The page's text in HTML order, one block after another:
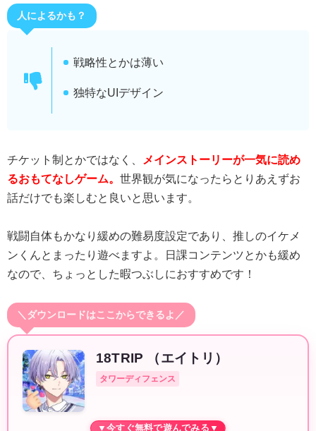
人によるかも？
戦略性とかは薄い
独特なUIデザイン
チケット制とかではなく、
メインストーリーが一気に読め
るおもてなしゲーム。 世界観が気になったらとりあえずお
話だけでも楽しむと良いと思います。
戦闘自体もかなり緩めの難易度設定であり、推しのイケメ
ンくんとまったり遊べますよ。日課コンテンツとかも緩め
なので、ちょっとした暇つぶしにおすすめです！
＼ダウンロードはここからできるよ／
18TRIP （エイトリ）
タワーディフェンス